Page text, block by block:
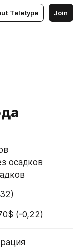
Teletype Join
осадков
(-0,22)